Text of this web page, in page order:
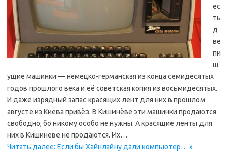
ес
ть
д
ве
пи
ш
ущие машинки — немецко-германская из конца семидесятых
годов прошлого века и её советская копия из восьмидесятых.
И даже изрядный запас красящих лент для них в прошлом
августе из Киева привёз. В Кишинёве эти машинки продаются
свободно, бо никому особо не нужны. А красящие ленты для
них в Кишиневе не продаются. Их…
Читать далее: Если бы Хайнлайну дали компьютер… »